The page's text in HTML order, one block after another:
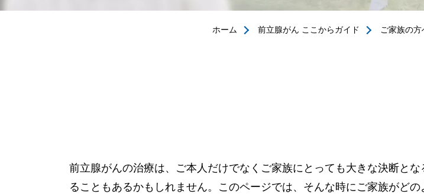
ホーム 前立腺がん ここからガイド ご家族の方
前立腺がんの治療は、ご本人だけでなくご家族にとっても大きな決断と
ることもあるかもしれません。このページでは、そんな時にご家族がど